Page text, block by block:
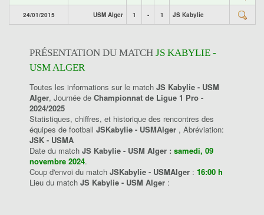
24/01/2015 USM Alger 1 - 1 JS Kabylie
PRÉSENTATION DU MATCH JS KABYLIE -
USM ALGER
Toutes les informations sur le match JS Kabylie - USM
Alger, Journée de Championnat de Ligue 1 Pro -
2024/2025
Statistiques, chiffres, et historique des rencontres des
équipes de football JSKabylie - USMAlger , Abréviation:
JSK - USMA
Date du match JS Kabylie - USM Alger : samedi, 09
novembre 2024.
Coup d'envoi du match JSKabylie - USMAlger : 16:00 h
Lieu du match JS Kabylie - USM Alger :